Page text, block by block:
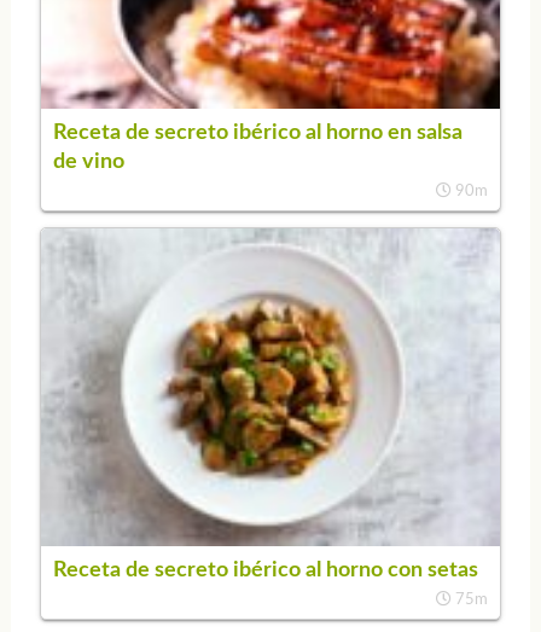
Receta de secreto ibérico al horno en salsa
de vino
90m
Receta de secreto ibérico al horno con setas
75m